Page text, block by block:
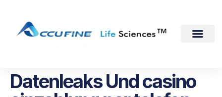
Datenleaks Und casino